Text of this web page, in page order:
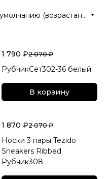
По умолчанию (возрастание)
1 790 ₽2 070 ₽
РубчикСет302-36 белый
В корзину
1 870 ₽2 070 ₽
Носки 3 пары Tezido
Sneakers Ribbed
Рубчик308